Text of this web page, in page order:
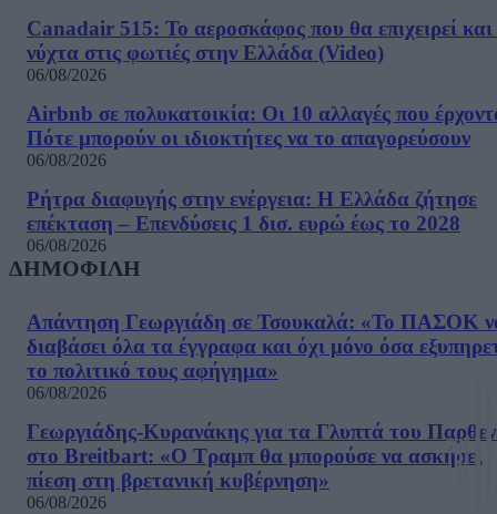
Canadair 515: Το αεροσκάφος που θα επιχειρεί
νύχτα στις φωτιές στην Ελλάδα (Video)
06/08/2026
Airbnb σε πολυκατοικία: Οι 10 αλλαγές που
Πότε μπορούν οι ιδιοκτήτες να το απαγορεύσουν
06/08/2026
Ρήτρα διαφυγής στην ενέργεια: Η Ελλάδα ζήτησε
επέκταση – Επενδύσεις 1 δισ. ευρώ έως το 2028
06/08/2026
ΔΗΜΟΦΙΛΗ
Απάντηση Γεωργιάδη σε Τσουκαλά: «Το ΠΑΣΟΚ
διαβάσει όλα τα έγγραφα και όχι μόνο όσα
το πολιτικό τους αφήγημα»
06/08/2026
Γεωργιάδης-Κυρανάκης για τα Γλυπτά του
στο Breitbart: «Ο Τραμπ θα μπορούσε να ασκήσει
πίεση στη βρετανική κυβέρνηση»
06/08/2026